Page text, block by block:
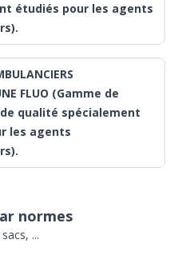
étudiés pour les agents
FLUO (Gamme de
qualité spécialement
les agents
normes
...